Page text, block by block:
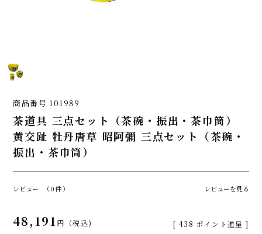
商品番号 101989
茶道具 三点セット（茶碗・振出・茶巾筒）
黄交趾 牡丹唐草 昭阿彌 三点セット（茶碗・
振出・茶巾筒）
レビュー （0件） レビューを見る
48,191 税込 [ 438 ポイント進呈 ]